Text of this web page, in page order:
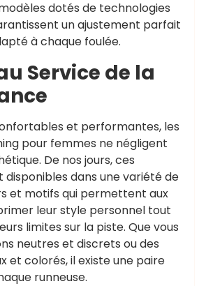
dotés de technologies
un ajustement parfait
à chaque foulée.
Service de la
et performantes, les
pour femmes ne négligent
De nos jours, ces
disponibles dans une variété de
et motifs qui permettent aux
leur style personnel tout
limites sur la piste. Que vous
neutres et discrets ou des
et colorés, il existe une paire
runneuse.